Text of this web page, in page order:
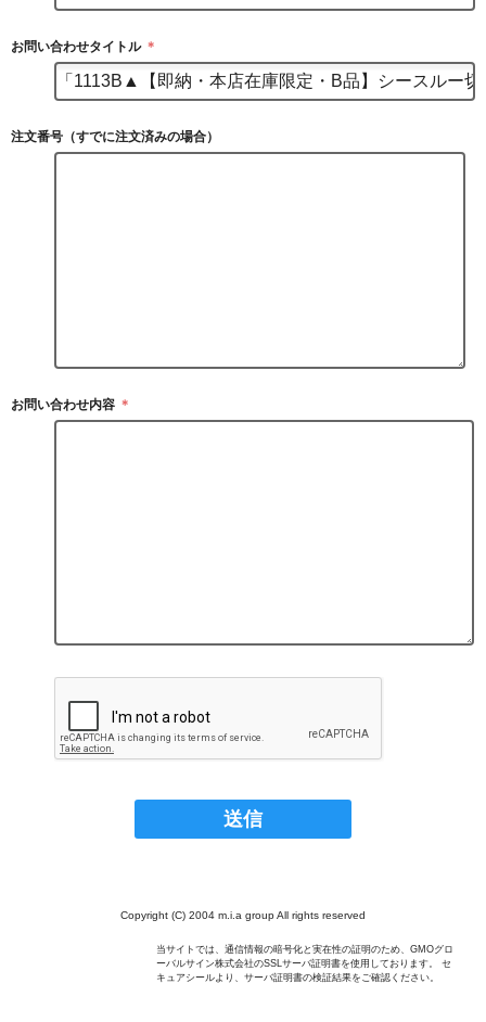
お問い合わせタイトル ＊
注文番号（すでに注文済みの場合）
お問い合わせ内容 ＊
Copyright (C) 2004 m.i.a group All rights reserved
当サイトでは、通信情報の暗号化と実在性の証明のため、GMOグロ
ーバルサイン株式会社のSSLサーバ証明書を使用しております。 セ
キュアシールより、サーバ証明書の検証結果をご確認ください。